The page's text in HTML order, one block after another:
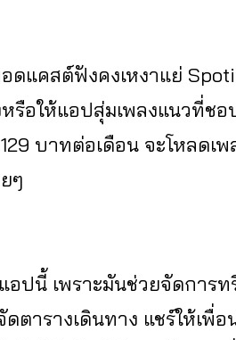
ดแคสต์ฟังคงเหงาแย่
หรือให้แอปสุ่มเพลงแนวที่ช
บาทต่อเดือน จะโหลดเ
ๆ
ปนี้ เพราะมันช่วยจัดการท
ตารางเดินทาง แชร์ให้เพื่